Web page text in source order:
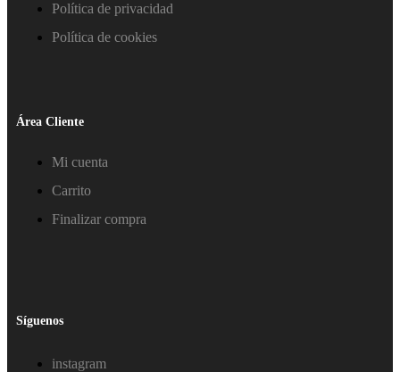
Política de privacidad
Política de cookies
Área Cliente
Mi cuenta
Carrito
Finalizar compra
Síguenos
instagram